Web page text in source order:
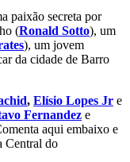
paixão secreta por
(Ronald Sotto), um
), um jovem
da cidade de Barro
, Elísio Lopes Jr e
Fernandez e
aqui embaixo e
Central do